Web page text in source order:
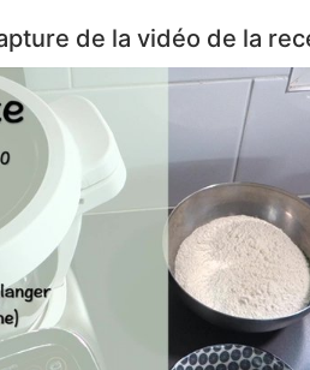
de la vidéo de la